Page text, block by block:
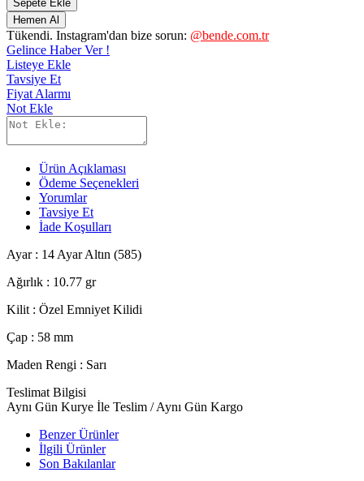
Sepete Ekle
Hemen Al
Tükendi. Instagram'dan bize sorun: @bende.com.tr
Gelince Haber Ver !
Listeye Ekle
Tavsiye Et
Fiyat Alarmı
Not Ekle
Ürün Açıklaması
Ödeme Seçenekleri
Yorumlar
Tavsiye Et
İade Koşulları
Ayar : 14 Ayar Altın (585)
Ağırlık : 10.77 gr
Kilit : Özel Emniyet Kilidi
Çap : 58 mm
Maden Rengi : Sarı
Teslimat Bilgisi
Aynı Gün Kurye İle Teslim / Aynı Gün Kargo
Benzer Ürünler
İlgili Ürünler
Son Bakılanlar